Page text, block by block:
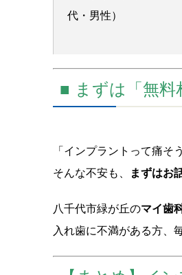
代・男性）
■ まずは「無料
「インプラントって痛
そんな不安も、
まずはお
八千代市緑が丘のマイ歯
入れ歯に不満がある方、